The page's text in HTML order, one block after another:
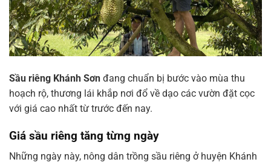
Sầu riêng Khánh Sơn đang chuẩn bị bước vào mùa thu
hoạch rộ, thương lái khắp nơi đổ về dạo các vườn đặt cọc
với giá cao nhất từ trước đến nay.
Giá sầu riêng tăng từng ngày
Những ngày này, nông dân trồng sầu riêng ở huyện Khánh